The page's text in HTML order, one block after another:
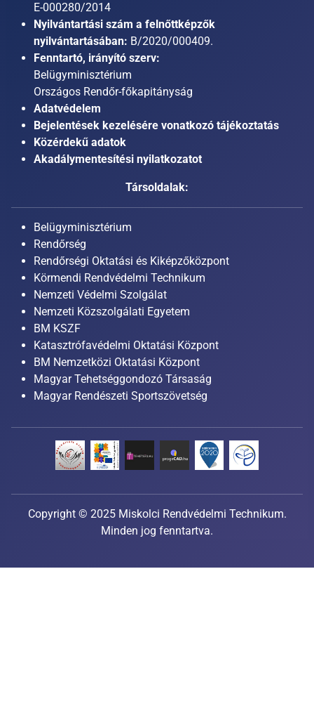
E-000280/2014
Nyilvántartási szám a felnőttképzők
nyilvántartásában: B/2020/000409.
Fenntartó, irányító szerv:
Belügyminisztérium
Országos Rendőr-főkapitányság
Adatvédelem
Bejelentések kezelésére vonatkozó tájékoztatás
Közérdekű adatok
Akadálymentesítési nyilatkozatot
Társoldalak:
Belügyminisztérium
Rendőrség
Rendőrségi Oktatási és Kiképzőközpont
Körmendi Rendvédelmi Technikum
Nemzeti Védelmi Szolgálat
Nemzeti Közszolgálati Egyetem
BM KSZF
Katasztrófavédelmi Oktatási Központ
BM Nemzetközi Oktatási Központ
Magyar Tehetséggondozó Társaság
Magyar Rendészeti Sportszövetség
Copyright © 2025 Miskolci Rendvédelmi Technikum.
Minden jog fenntartva.